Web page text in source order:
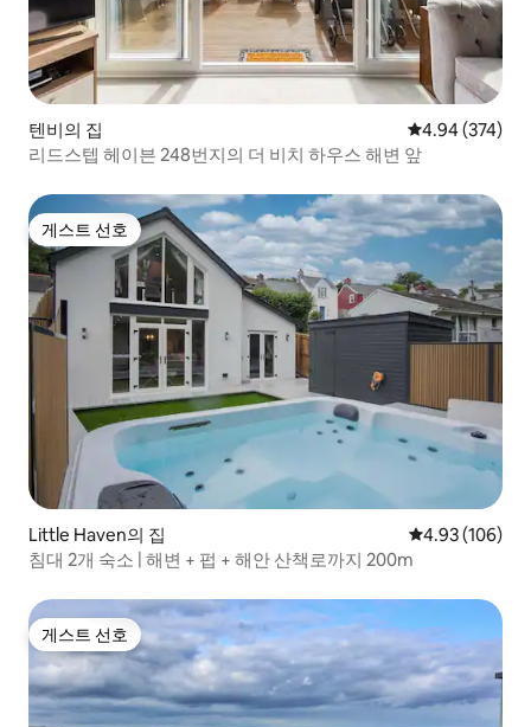
텐비의 집 평점 4.94점(5
4.94 (374)
리드스텝 헤이븐 248번지의 더 비치 하우스 해변 앞
게스트 선호
게스트 선호
Little Haven의 집 평점 4.93점(5
4.93 (106)
침대 2개 숙소 | 해변 + 펍 + 해안 산책로까지 200m
게스트 선호
게스트 선호